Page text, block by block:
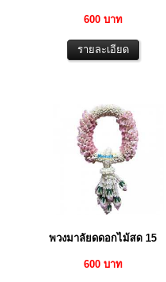
600 บาท
พวงมาลัยดดอกไม้สด 15
600 บาท